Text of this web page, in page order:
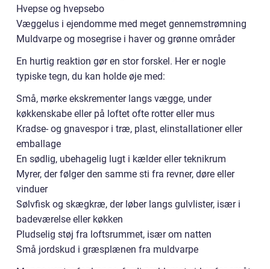
Hvepse og hvepsebo
Væggelus i ejendomme med meget gennemstrømning
Muldvarpe og mosegrise i haver og grønne områder
En hurtig reaktion gør en stor forskel. Her er nogle
typiske tegn, du kan holde øje med:
Små, mørke ekskrementer langs vægge, under
køkkenskabe eller på loftet ofte rotter eller mus
Kradse- og gnavespor i træ, plast, elinstallationer eller
emballage
En sødlig, ubehagelig lugt i kælder eller teknikrum
Myrer, der følger den samme sti fra revner, døre eller
vinduer
Sølvfisk og skægkræ, der løber langs gulvlister, især i
badeværelse eller køkken
Pludselig støj fra loftsrummet, især om natten
Små jordskud i græsplænen fra muldvarpe